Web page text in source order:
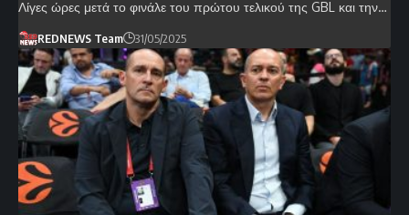
Λίγες ώρες μετά το φινάλε του πρώτου τελικού της GBL και την…
REDNEWS Team 31/05/2025